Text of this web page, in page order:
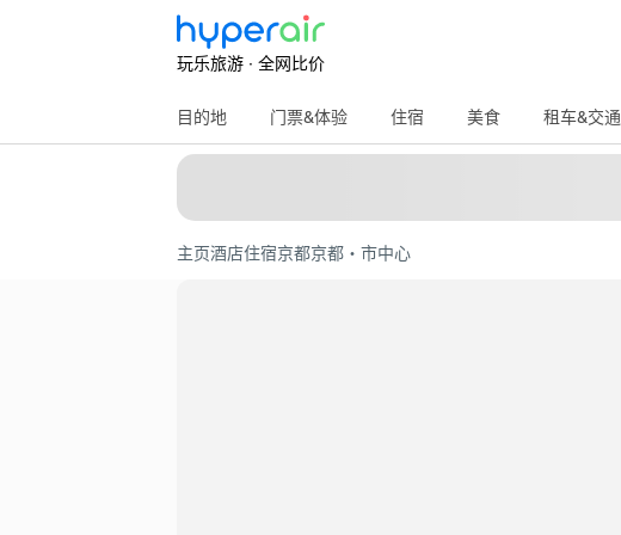
玩乐旅游 · 全网比价
目的地 门票&体验 住宿 美食 租车&交通
主页酒店住宿京都京都・市中心